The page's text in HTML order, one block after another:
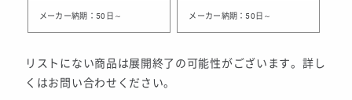
メーカー納期：50日～ メーカー納期：50日～
リストにない商品は展開終了の可能性がございます。詳し
くはお問い合わせください。